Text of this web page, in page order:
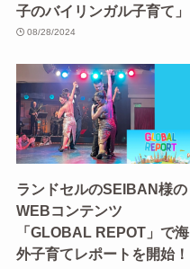
子のバイリンガル子育て」
08/28/2024
ランドセルのSEIBAN様の
WEBコンテンツ
「GLOBAL REPOT」で海
外子育てレポートを開始！